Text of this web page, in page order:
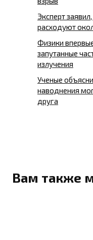
Эксперт
расходуют
Физики
запутанные
излучения
Ученые
наводнения
друга
Вам также